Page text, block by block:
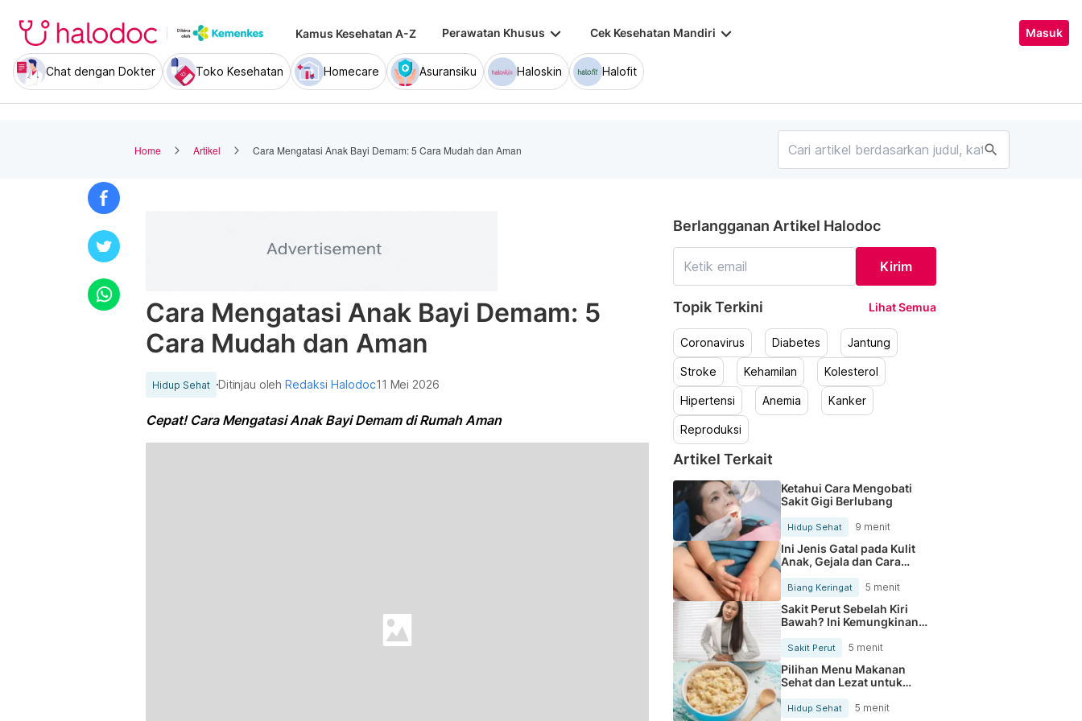
Kamus Kesehatan A-Z Perawatan Khusus keyboard_arrow_down Cek Kesehatan Mandiri keyboard_arrow_down Masuk
Chat dengan Dokter Toko Kesehatan Homecare Asuransiku Haloskin Halofit
Home Artikel Cara Mengatasi Anak Bayi Demam: 5 Cara Mudah dan Aman search
Cara Mengatasi Anak Bayi Demam: 5
Cara Mudah dan Aman
Hidup Sehat Ditinjau olehRedaksi Halodoc11 Mei 2026
Cepat! Cara Mengatasi Anak Bayi Demam di Rumah Aman
Berlangganan Artikel Halodoc
Kirim
Topik Terkini Lihat Semua
Coronavirus Diabetes Jantung
Stroke Kehamilan Kolesterol
Hipertensi Anemia Kanker
Reproduksi
Artikel Terkait
Ketahui Cara Mengobati
Sakit Gigi Berlubang
Hidup Sehat 9 menit
Ini Jenis Gatal pada Kulit
Anak, Gejala dan Cara
Mengobatinya
Biang Keringat 5 menit
Sakit Perut Sebelah Kiri
Bawah? Ini Kemungkinan
Sakit Perut 5 menit
Pilihan Menu Makanan
Sehat dan Lezat untuk
Mengurangi Kolesterol
Hidup Sehat 5 menit